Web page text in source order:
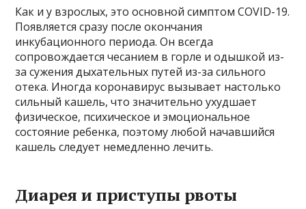
Как и у взрослых, это основной симптом COVID-19.
Появляется сразу после окончания
инкубационного периода. Он всегда
сопровождается чесанием в горле и одышкой из-
за сужения дыхательных путей из-за сильного
отека. Иногда коронавирус вызывает настолько
сильный кашель, что значительно ухудшает
физическое, психическое и эмоциональное
состояние ребенка, поэтому любой начавшийся
кашель следует немедленно лечить.
Диарея и приступы рвоты